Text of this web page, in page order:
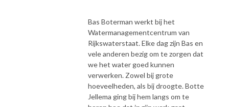
Bas Boterman werkt bij het
Watermanagementcentrum van
Rijkswaterstaat. Elke dag zijn Bas en
vele anderen bezig om te zorgen dat
we het water goed kunnen
verwerken. Zowel bij grote
hoeveelheden, als bij droogte. Botte
Jellema ging bij hem langs om te